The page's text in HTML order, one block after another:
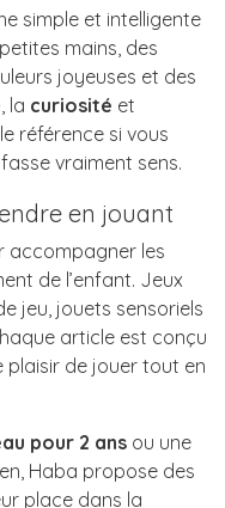
simple et intelligente
mains, des
joyeuses et des
, la curiosité et
référence si vous
vraiment sens.
en jouant
accompagner les
de l’enfant. Jeux
jeu, jouets sensoriels
article est conçu
plaisir de jouer tout en
pour 2 ans ou une
Haba propose des
place dans la